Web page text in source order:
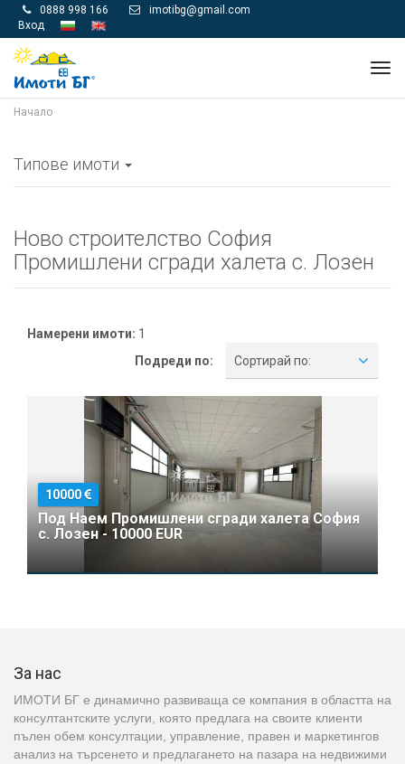
 0888 998 166 
imotibg@gmail.com
Вход
Начало
Типове имоти
Ново строителство София
Промишлени сгради халета с. Лозен
Намерени имоти: 1
Подреди по:
Сортирай по:
10000
Под Наем Промишлени сгради халета София
с. Лозен - 10000 EUR
За нас
ИМОТИ БГ е динамично развиваща се компания в областта на
консултантските услуги, която предлага на своите клиенти
пълен обем консултации, управление, правен и маркетингов
анализ на търсенето и предлагането на пазара на недвижими